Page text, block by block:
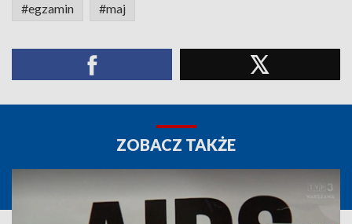
#egzamin #maj
ZOBACZ TAKŻE